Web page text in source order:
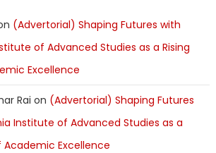
(Advertorial) Shaping Futures with
of Advanced Studies as a Rising
Excellence
Rai on (Advertorial) Shaping Futures
Institute of Advanced Studies as a
Academic Excellence